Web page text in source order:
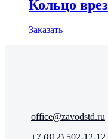
Кольцо
Заказать
office@zavodstd.ru